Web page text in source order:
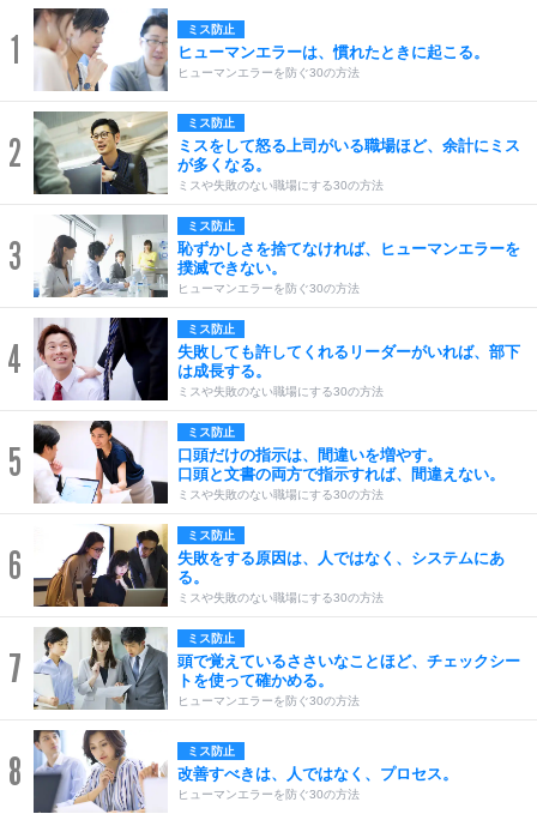
1 ミス防止
ヒューマンエラーは、慣れたときに起こる。
ヒューマンエラーを防ぐ30の方法
2
ミス防止
ミスをして怒る上司がいる職場ほど、余計にミス
が多くなる。
ミスや失敗のない職場にする30の方法
3
ミス防止
恥ずかしさを捨てなければ、ヒューマンエラーを
撲滅できない。
ヒューマンエラーを防ぐ30の方法
4
ミス防止
失敗しても許してくれるリーダーがいれば、部下
は成長する。
ミスや失敗のない職場にする30の方法
5
ミス防止
口頭だけの指示は、間違いを増やす。
口頭と文書の両方で指示すれば、間違えない。
ミスや失敗のない職場にする30の方法
6
ミス防止
失敗をする原因は、人ではなく、システムにあ
る。
ミスや失敗のない職場にする30の方法
7
ミス防止
頭で覚えているささいなことほど、チェックシー
トを使って確かめる。
ヒューマンエラーを防ぐ30の方法
8 ミス防止
改善すべきは、人ではなく、プロセス。
ヒューマンエラーを防ぐ30の方法